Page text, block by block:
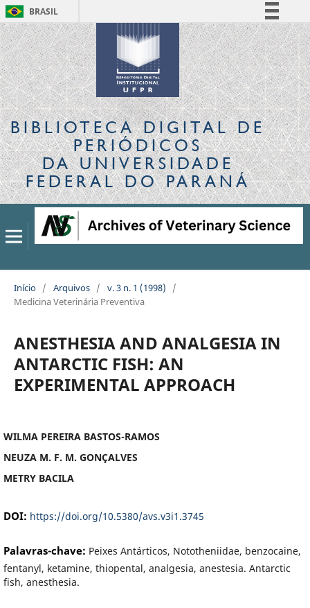
BRASIL
Simplifique!
Comunica BR
Participe
Acesso à informação
Legislação
Canais
BIBLIOTECA DIGITALDE
PERIÓDICOS
DA UNIVERSIDADE
FEDERAL DO PARANÁ
Início / Arquivos / v. 3 n. 1 (1998)
/
Medicina Veterinária Preventiva
ANESTHESIA AND ANALGESIA IN
ANTARCTIC FISH: AN
EXPERIMENTAL APPROACH
WILMA PEREIRA BASTOS-RAMOS
NEUZA M. F. M. GONÇALVES
METRY BACILA
DOI: https://doi.org/10.5380/avs.v3i1.3745
Palavras-chave: Peixes Antárticos, Nototheniidae, benzocaine,
fentanyl, ketamine, thiopental, analgesia, anestesia. Antarctic
fish, anesthesia.